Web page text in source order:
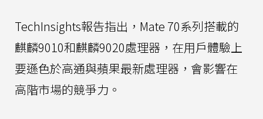
TechInsights報告指出，Mate 70系列搭載的
麒麟9010和麒麟9020處理器，在用戶體驗上
要遜色於高通與蘋果最新處理器，會影響在
高階市場的競爭力。